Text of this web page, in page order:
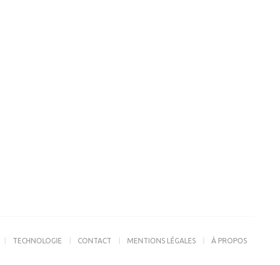
TECHNOLOGIE CONTACT MENTIONS LÉGALES À PROPOS